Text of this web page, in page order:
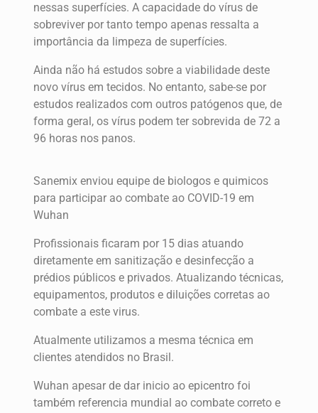
nessas superfícies. A capacidade do vírus de
sobreviver por tanto tempo apenas ressalta a
importância da limpeza de superfícies.
Ainda não há estudos sobre a viabilidade deste
novo vírus em tecidos. No entanto, sabe-se por
estudos realizados com outros patógenos que, de
forma geral, os vírus podem ter sobrevida de 72 a
96 horas nos panos.
Sanemix enviou equipe de biologos e quimicos
para participar ao combate ao COVID-19 em
Wuhan
Profissionais ficaram por 15 dias atuando
diretamente em sanitização e desinfecção a
prédios públicos e privados. Atualizando técnicas,
equipamentos, produtos e diluições corretas ao
combate a este virus.
Atualmente utilizamos a mesma técnica em
clientes atendidos no Brasil.
Wuhan apesar de dar inicio ao epicentro foi
também referencia mundial ao combate correto e